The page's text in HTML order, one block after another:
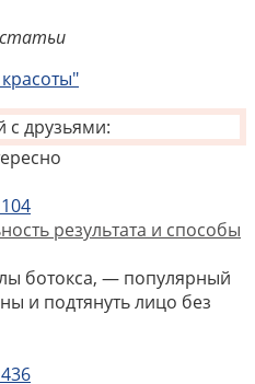
с друзьями:
104
результата и способы
ботокса, — популярный
и подтянуть лицо без
436